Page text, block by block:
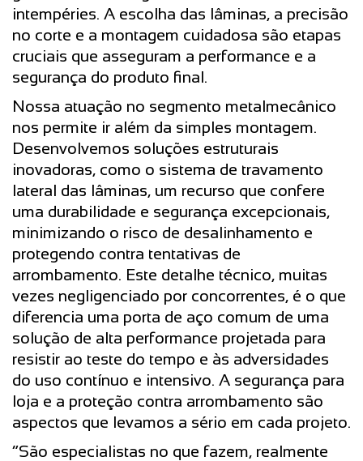
intempéries. A escolha das lâminas, a precisão
no corte e a montagem cuidadosa são etapas
cruciais que asseguram a performance e a
segurança do produto final.
Nossa atuação no segmento metalmecânico
nos permite ir além da simples montagem.
Desenvolvemos soluções estruturais
inovadoras, como o sistema de travamento
lateral das lâminas, um recurso que confere
uma durabilidade e segurança excepcionais,
minimizando o risco de desalinhamento e
protegendo contra tentativas de
arrombamento. Este detalhe técnico, muitas
vezes negligenciado por concorrentes, é o que
diferencia uma porta de aço comum de uma
solução de alta performance projetada para
resistir ao teste do tempo e às adversidades
do uso contínuo e intensivo. A segurança para
loja e a proteção contra arrombamento são
aspectos que levamos a sério em cada projeto.
“São especialistas no que fazem, realmente